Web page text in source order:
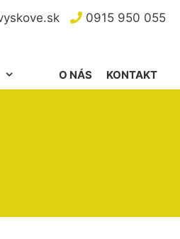
0915 950 055
KONTAKT
O NÁS